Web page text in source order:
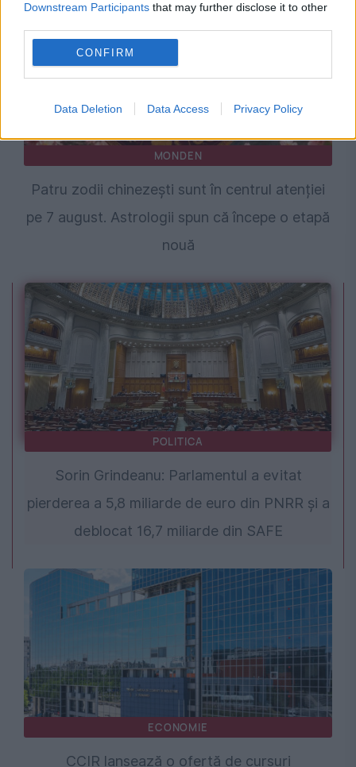
Downstream Participants that may further disclose it to other
CONFIRM
Data Deletion Data Access Privacy Policy
MONDEN
Patru zodii chinezești sunt în centrul atenției
pe 7 august. Astrologii spun că începe o etapă
nouă
POLITICA
Sorin Grindeanu: Parlamentul a evitat
pierderea a 5,8 miliarde de euro din PNRR și a
deblocat 16,7 miliarde din SAFE
ECONOMIE
CCIR lansează o ofertă de cursuri